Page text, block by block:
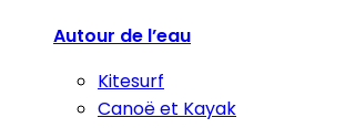
Autour de l’eau
Kitesurf
Canoë et Kayak